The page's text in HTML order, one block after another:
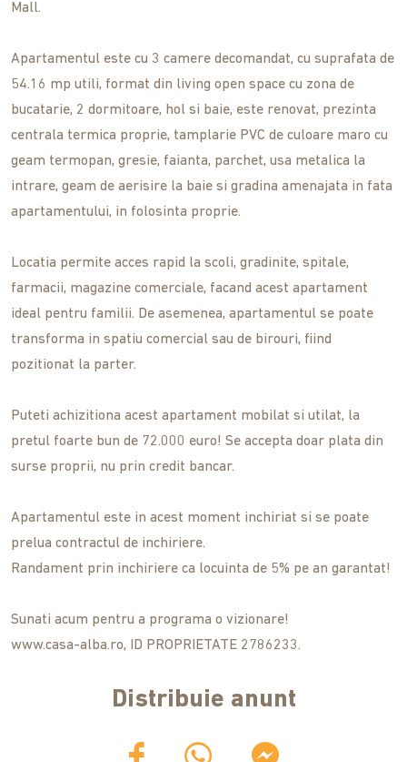
Mall.
Apartamentul este cu 3 camere decomandat, cu suprafata de
54.16 mp utili, format din living open space cu zona de
bucatarie, 2 dormitoare, hol si baie, este renovat, prezinta
centrala termica proprie, tamplarie PVC de culoare maro cu
geam termopan, gresie, faianta, parchet, usa metalica la
intrare, geam de aerisire la baie si gradina amenajata in fata
apartamentului, in folosinta proprie.
Locatia permite acces rapid la scoli, gradinite, spitale,
farmacii, magazine comerciale, facand acest apartament
ideal pentru familii. De asemenea, apartamentul se poate
transforma in spatiu comercial sau de birouri, fiind
pozitionat la parter.
Puteti achizitiona acest apartament mobilat si utilat, la
pretul foarte bun de 72.000 euro! Se accepta doar plata din
surse proprii, nu prin credit bancar.
Apartamentul este in acest moment inchiriat si se poate
prelua contractul de inchiriere.
Randament prin inchiriere ca locuinta de 5% pe an garantat!
Sunati acum pentru a programa o vizionare!
www.casa-alba.ro, ID PROPRIETATE 2786233.
Distribuie anunt